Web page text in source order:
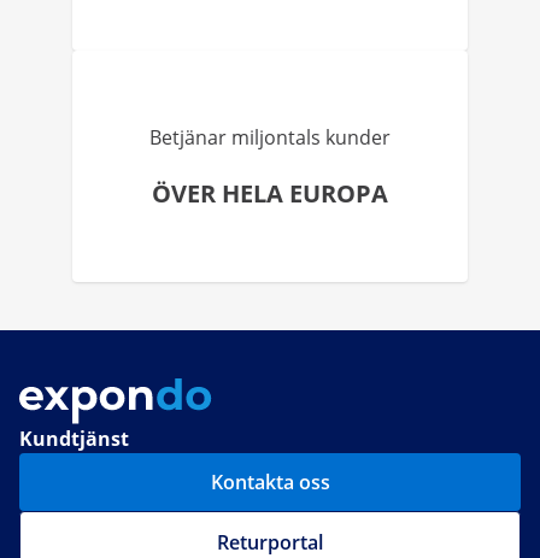
Betjänar miljontals kunder
ÖVER HELA EUROPA
Kundtjänst
Kontakta oss
Returportal